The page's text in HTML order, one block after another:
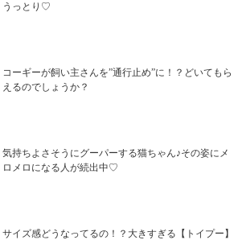
うっとり♡
コーギーが飼い主さんを”通行止め”に！？どいてもら
えるのでしょうか？
気持ちよさそうにグーパーする猫ちゃん♪その姿にメ
ロメロになる人が続出中♡
サイズ感どうなってるの！？大きすぎる【トイプー】